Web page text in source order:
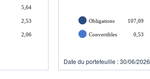
5,64
2,53
2,06
Obligations 107,09
Convertibles 0,53
Date du portefeuille : 30/06/2026